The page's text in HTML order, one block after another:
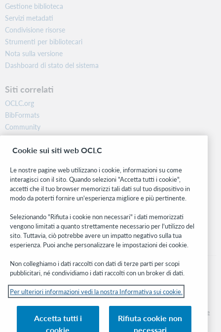
Gestione biblioteca
Servizi metadati
Condivisione risorse
Strumenti per bibliotecari
Nota sulla versione
Dashboard di stato del sistema
Siti correlati
OCLC.org
BibFormats
Community
Ricerca
WebJunction
Stay in the know.
Ricevi gli ultimi aggiornamenti di prodotti, ricerche, eventi e molto
altro direttamente nella tua casella di posta.
Subscribe now
© 2026 OCLC
Marchi e/o marchi di servizio nazionali e internazionali di OCLC, Inc. e delle sue
Cookie sui siti web OCLC
Le nostre pagine web utilizzano i cookie, informazioni su come
interagisci con il sito. Quando selezioni "Accetta tutti i cookie",
accetti che il tuo browser memorizzi tali dati sul tuo dispositivo in
modo da poterti fornire un'esperienza migliore e più pertinente.
Selezionando "Rifiuta i cookie non necessari" i dati memorizzati
vengono limitati a quanto strettamente necessario per l'utilizzo del
sito. Tuttavia, ciò potrebbe avere un impatto negativo sulla tua
esperienza. Puoi anche personalizzare le impostazioni dei cookie.
Non colleghiamo i dati raccolti con dati di terze parti per scopi
pubblicitari, né condividiamo i dati raccolti con un broker di dati.
Per ulteriori informazioni vedi la nostra Informativa sui cookie.
Accetta tutti i
cookie
Rifiuta cookie non
necessari